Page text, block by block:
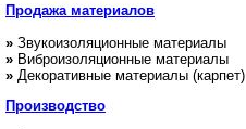
Продажаматериалов
» Звукоизоляционные материалы
» Виброизоляционные материалы
» Декоративные материалы (карпет)
Производство